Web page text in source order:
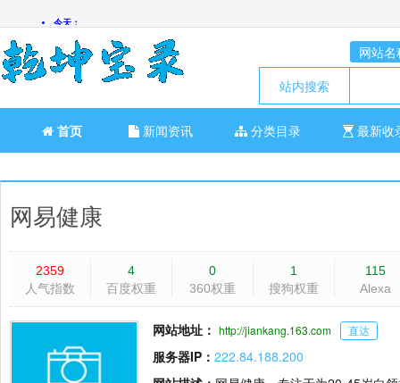
网站名
站内搜索
首页 新闻资讯 分类目录 最新收
网易健康
2359
人气指数
4
百度权重
0
360权重
1
搜狗权重
115
Alexa
网站地址： http://jiankang.163.com 直达
服务器IP： 222.84.188.200